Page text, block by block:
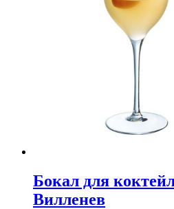
Бокал для
Вилленев